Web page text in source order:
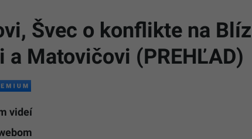
Švec o konflikte na
Matovičovi (PREHĽAD)
videí